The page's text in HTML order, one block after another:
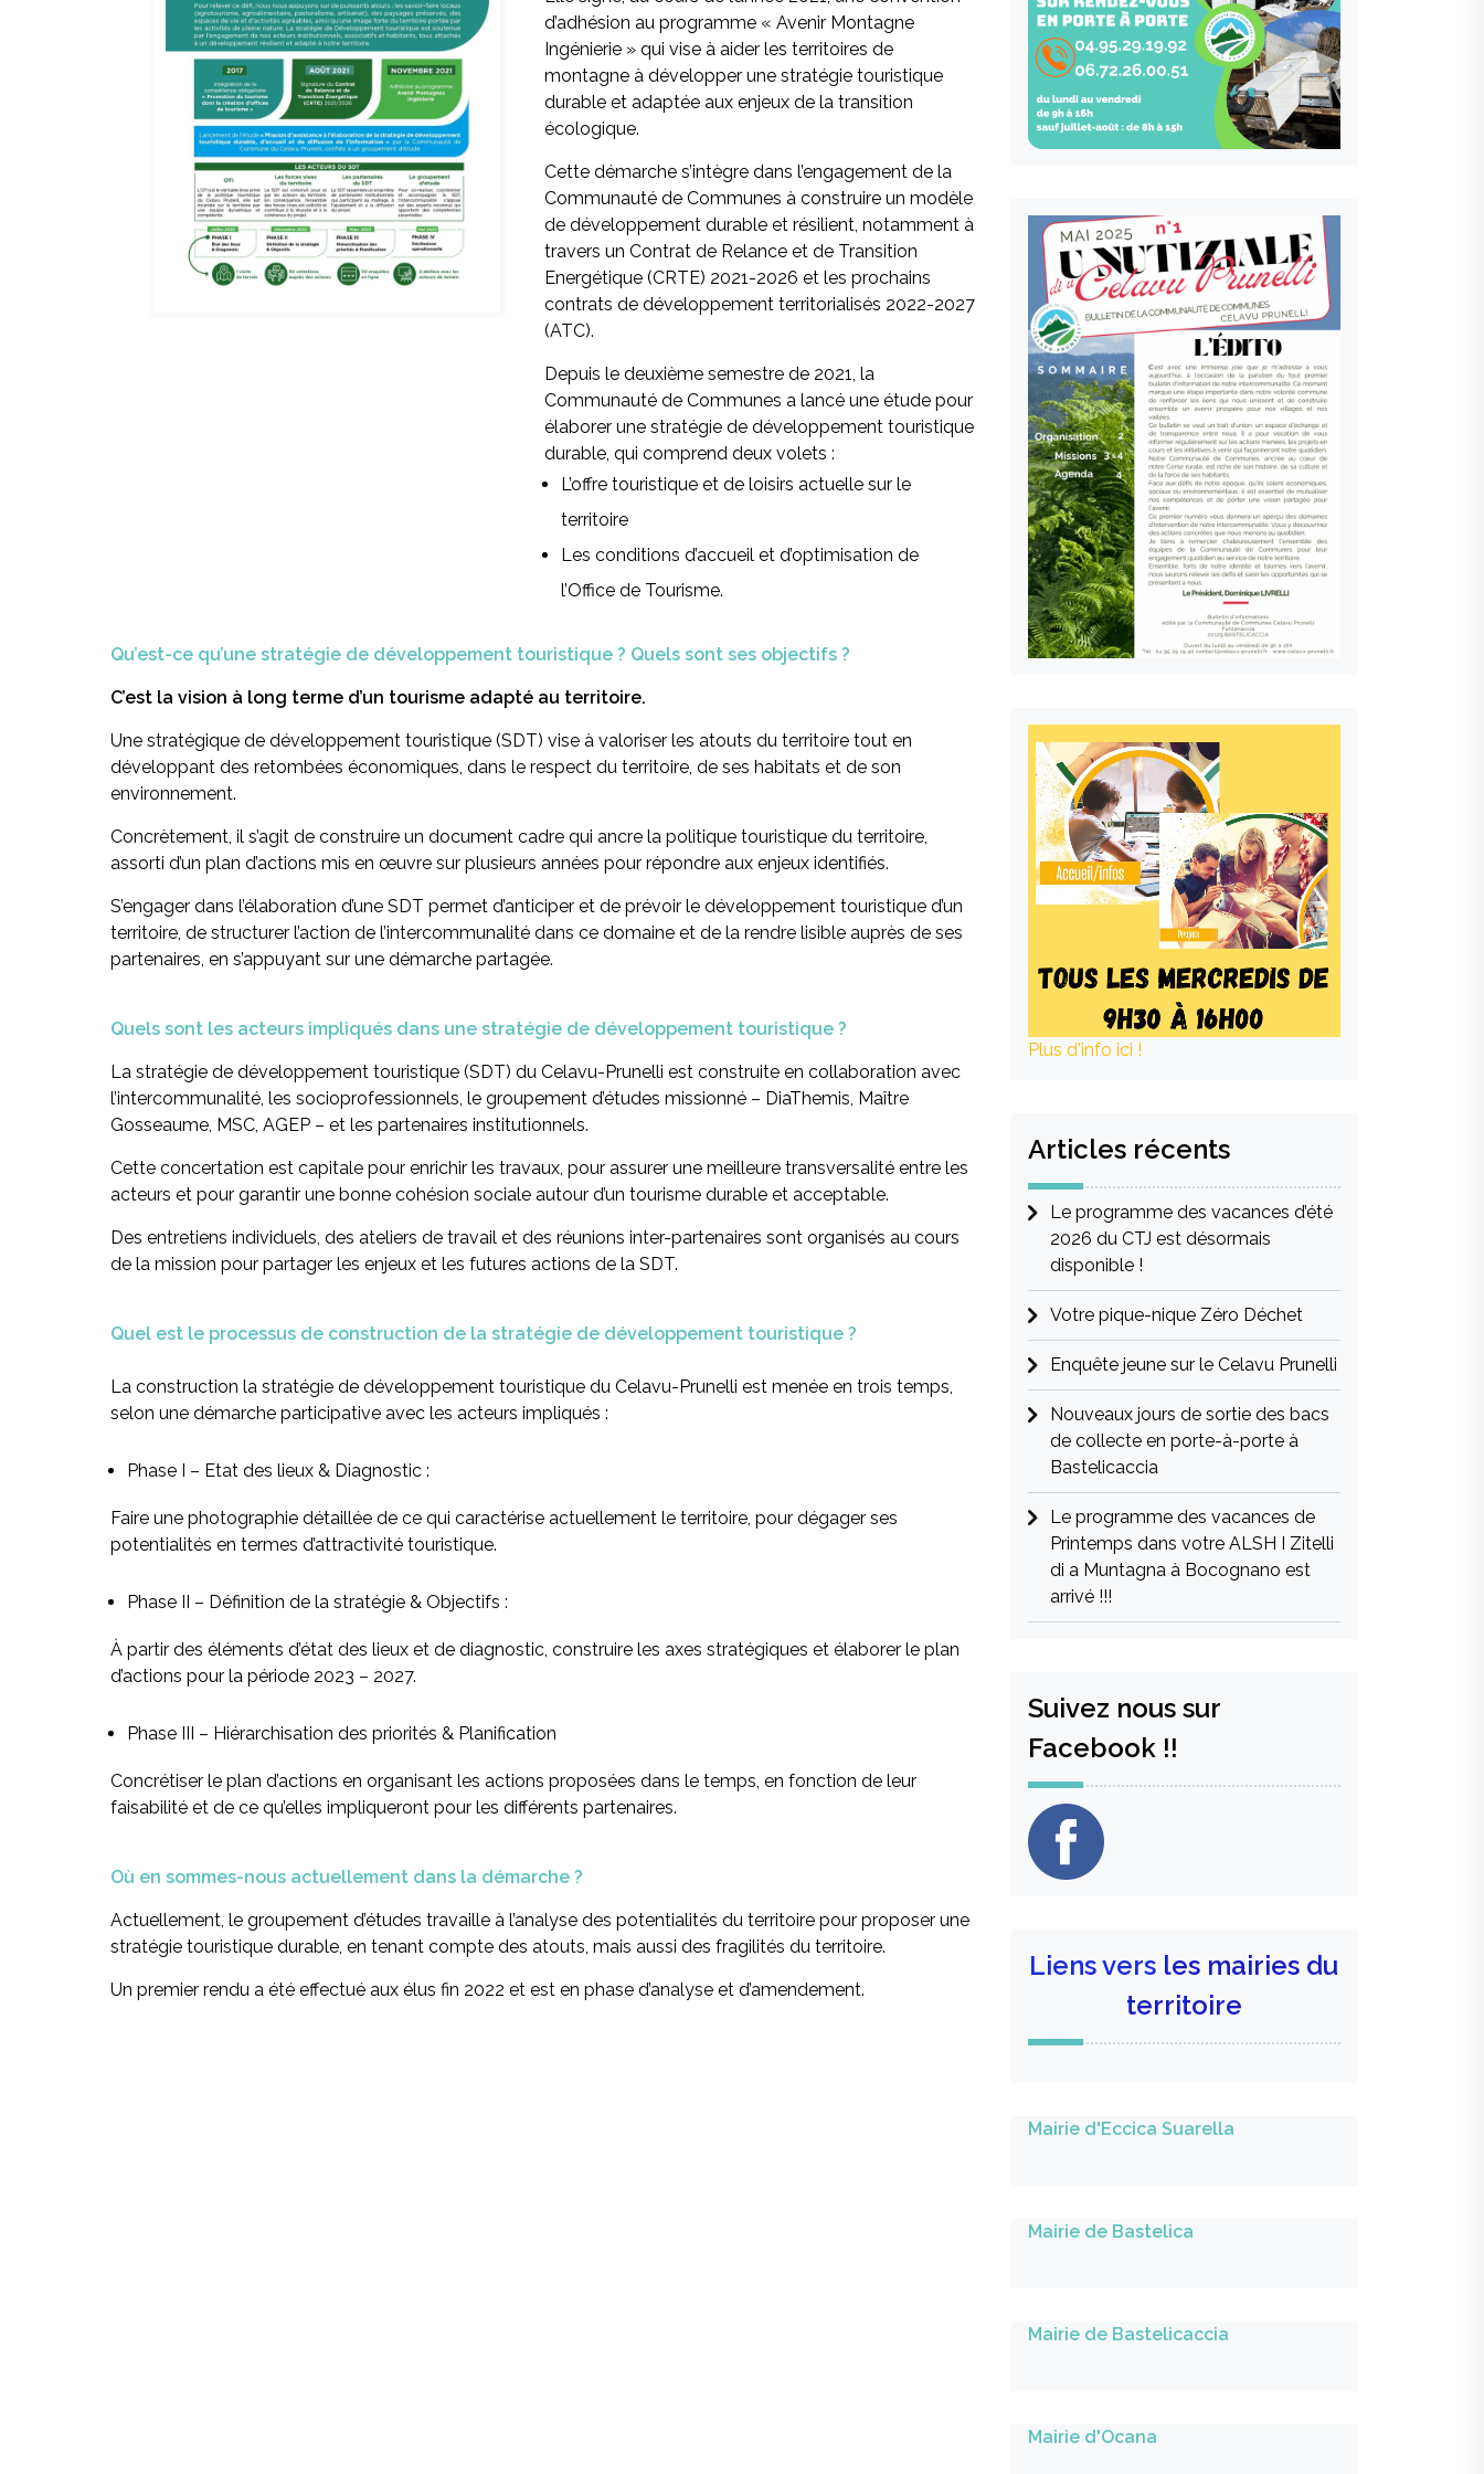
d’adhésion au programme « Avenir Montagne
Ingénierie » qui vise à aider les territoires de
montagne à développer une stratégie touristique
durable et adaptée aux enjeux de la transition
écologique.
Cette démarche s’intègre dans l’engagement de la
Communauté de Communes à construire un modèle
de développement durable et résilient, notamment à
travers un Contrat de Relance et de Transition
Energétique (CRTE) 2021-2026 et les prochains
contrats de développement territorialisés 2022-2027
(ATC).
Depuis le deuxième semestre de 2021, la
Communauté de Communes a lancé une étude pour
élaborer une stratégie de développement touristique
durable, qui comprend deux volets :
L’offre touristique et de loisirs actuelle sur le
territoire
Les conditions d’accueil et d’optimisation de
l’Office de Tourisme.
Qu’est-ce qu’une stratégie de développement touristique ? Quels sont ses objectifs ?
C’est la vision à long terme d’un tourisme adapté au territoire.
Une stratégique de développement touristique (SDT) vise à valoriser les atouts du territoire tout en
développant des retombées économiques, dans le respect du territoire, de ses habitats et de son
environnement.
Concrètement, il s’agit de construire un document cadre qui ancre la politique touristique du territoire,
assorti d’un plan d’actions mis en œuvre sur plusieurs années pour répondre aux enjeux identifiés.
S’engager dans l’élaboration d’une SDT permet d’anticiper et de prévoir le développement touristique d’un
territoire, de structurer l’action de l’intercommunalité dans ce domaine et de la rendre lisible auprès de ses
partenaires, en s’appuyant sur une démarche partagée.
Quels sont les acteurs impliqués dans une stratégie de développement touristique ?
La stratégie de développement touristique (SDT) du Celavu-Prunelli est construite en collaboration avec
l’intercommunalité, les socioprofessionnels, le groupement d’études missionné – DiaThemis, Maître
Gosseaume, MSC, AGEP – et les partenaires institutionnels.
Cette concertation est capitale pour enrichir les travaux, pour assurer une meilleure transversalité entre les
acteurs et pour garantir une bonne cohésion sociale autour d’un tourisme durable et acceptable.
Des entretiens individuels, des ateliers de travail et des réunions inter-partenaires sont organisés au cours
de la mission pour partager les enjeux et les futures actions de la SDT.
Quel est le processus de construction de la stratégie de développement touristique ?
La construction la stratégie de développement touristique du Celavu-Prunelli est menée en trois temps,
selon une démarche participative avec les acteurs impliqués :
Phase I – Etat des lieux & Diagnostic :
Faire une photographie détaillée de ce qui caractérise actuellement le territoire, pour dégager ses
potentialités en termes d’attractivité touristique.
Phase II – Définition de la stratégie & Objectifs :
À partir des éléments d’état des lieux et de diagnostic, construire les axes stratégiques et élaborer le plan
d’actions pour la période 2023 – 2027.
Phase III – Hiérarchisation des priorités & Planification
Concrétiser le plan d’actions en organisant les actions proposées dans le temps, en fonction de leur
faisabilité et de ce qu’elles impliqueront pour les différents partenaires.
Où en sommes-nous actuellement dans la démarche ?
Actuellement, le groupement d’études travaille à l’analyse des potentialités du territoire pour proposer une
stratégie touristique durable, en tenant compte des atouts, mais aussi des fragilités du territoire.
Un premier rendu a été effectué aux élus fin 2022 et est en phase d’analyse et d’amendement.
Plus d'info ici !
Articles récents
Le programme des vacances d’été
2026 du CTJ est désormais
disponible !
Votre pique-nique Zéro Déchet
Enquête jeune sur le Celavu Prunelli
Nouveaux jours de sortie des bacs
de collecte en porte-à-porte à
Bastelicaccia
Le programme des vacances de
Printemps dans votre ALSH I Zitelli
di a Muntagna à Bocognano est
arrivé !!!
Suivez nous sur
Facebook !!
Liens vers les mairies du
territoire
Mairie d'Eccica Suarella
Mairie de Bastelica
Mairie de Bastelicaccia
Mairie d'Ocana